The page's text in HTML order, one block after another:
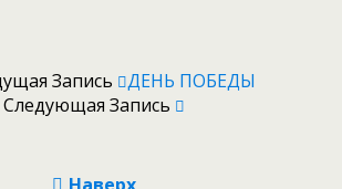
Запись
ДЕНЬ ПОБЕДЫ
Следующая Запись